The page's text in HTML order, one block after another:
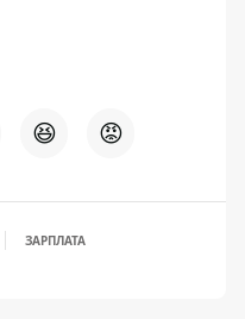
😆 😡
ЗАРПЛАТА